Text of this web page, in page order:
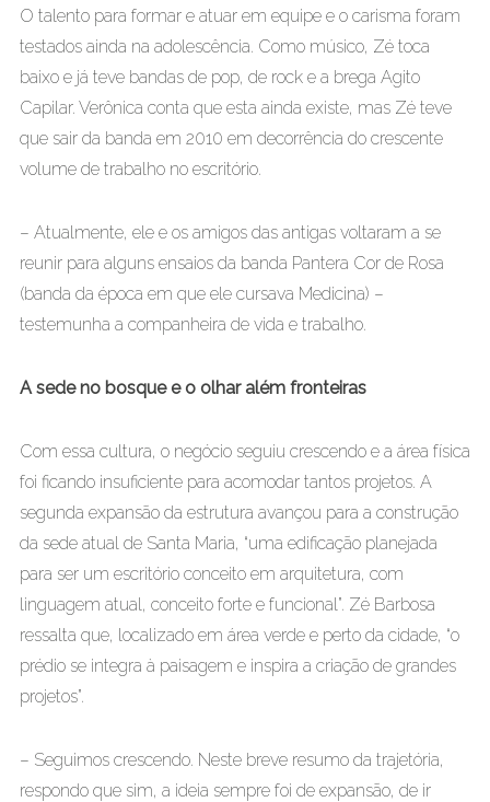
O talento para formar e atuar em equipe e o carisma foram
testados ainda na adolescência. Como músico, Zé toca
baixo e já teve bandas de pop, de rock e a brega Agito
Capilar. Verônica conta que esta ainda existe, mas Zé teve
que sair da banda em 2010 em decorrência do crescente
volume de trabalho no escritório.
– Atualmente, ele e os amigos das antigas voltaram a se
reunir para alguns ensaios da banda Pantera Cor de Rosa
(banda da época em que ele cursava Medicina) –
testemunha a companheira de vida e trabalho.
A sede no bosque e o olhar além fronteiras
Com essa cultura, o negócio seguiu crescendo e a área física
foi ficando insuficiente para acomodar tantos projetos. A
segunda expansão da estrutura avançou para a construção
da sede atual de Santa Maria, “uma edificação planejada
para ser um escritório conceito em arquitetura, com
linguagem atual, conceito forte e funcional”. Zé Barbosa
ressalta que, localizado em área verde e perto da cidade, “o
prédio se integra à paisagem e inspira a criação de grandes
projetos”.
– Seguimos crescendo. Neste breve resumo da trajetória,
respondo que sim, a ideia sempre foi de expansão, de ir